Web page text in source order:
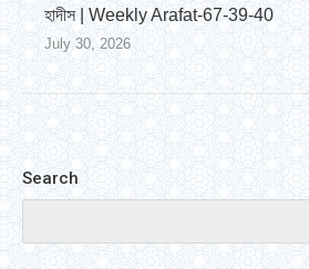
হাদীস | Weekly Arafat-67-39-40
July 30, 2026
Search